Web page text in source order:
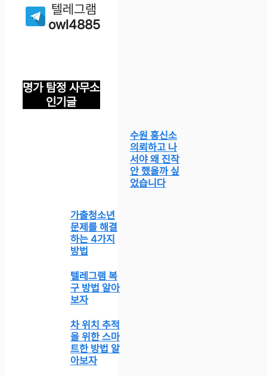
텔레그램
owl4885
명가 탐정 사무소
인기글
수원 흥신소
의뢰하고 나
서야 왜 진작
안 했을까 싶
었습니다
가출청소년
문제를 해결
하는 4가지
방법
텔레그램 복
구 방법 알아
보자
차 위치 추적
을 위한 스마
트한 방법 알
아보자